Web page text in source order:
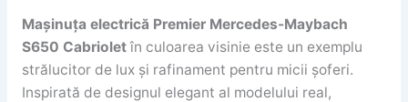
Mașinuța electrică Premier Mercedes-Maybach
S650 Cabrioletîn culoarea visinie este un exemplu
strălucitor de lux și rafinament pentru micii șoferi.
Inspirată de designul elegant al modelului real,